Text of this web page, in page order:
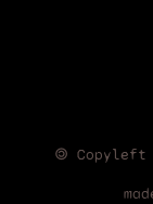
🄯 Copyleft